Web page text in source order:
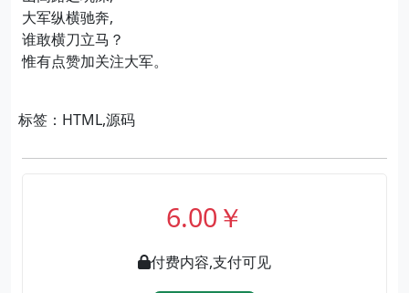
大军纵横驰奔,
谁敢横刀立马？
惟有点赞加关注大军。
标签：HTML,源码
6.00￥
付费内容,支付可见